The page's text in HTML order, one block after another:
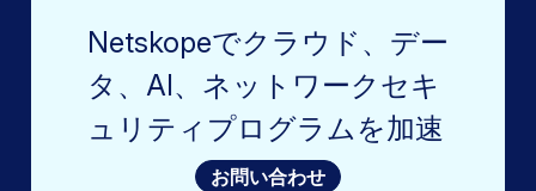
Netskopeでクラウド、デー
タ、AI、ネットワークセキ
ュリティプログラムを加速
お問い合わせ